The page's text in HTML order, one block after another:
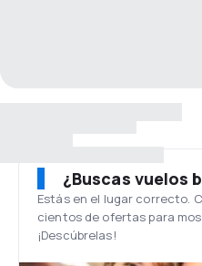
¿Buscas vuelos
Estás en el lugar correcto.
cientos de ofertas para
¡Descúbrelas!